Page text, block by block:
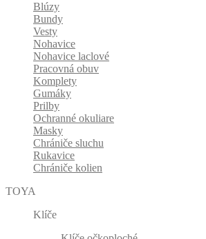
Blúzy
Bundy
Vesty
Nohavice
Nohavice laclové
Pracovná obuv
Komplety
Gumáky
Prilby
Ochranné okuliare
Masky
Chrániče sluchu
Rukavice
Chrániče kolien
TOYA
Klíče